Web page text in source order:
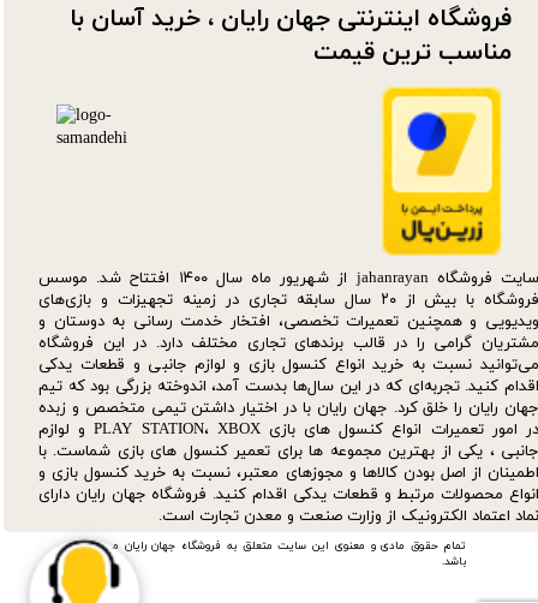
تمام حقوق مادی و معنوی این سایت متعلق به فروشگاه جهان رایان می
باشد.
سایت فروشگاه jahanrayan از شهریور ماه سال ۱۴۰۰ افتتاح شد. موسس
فروشگاه با بیش از ۲۰ سال سابقه تجاری در زمینه تجهیزات و بازی‌های
ویدیویی و همچنین تعمیرات تخصصی، افتخار خدمت رسانی به دوستان و
مشتریان گرامی را در قالب برندهای تجاری مختلف دارد. در این فروشگاه
می‌توانید نسبت به خرید انواع کنسول بازی و لوازم جانبی و قطعات یدکی‌
اقدام کنید. تجربه‌ای که در این سال‌ها بدست آمد، اندوخته بزرگی بود که تیم
جهان رایان را خلق کرد. جهان رایان با در اختیار داشتن تیمی متخصص و زبده
در امور تعمیرات انواع کنسول های بازی PLAY STATION، XBOX و لوازم
جانبی ، یکی از بهترین مجموعه ها برای تعمیر کنسول های بازی شماست. با
اطمینان از اصل بودن کالاها و مجوزهای معتبر، نسبت به خرید کنسول بازی و
انواع محصولات مرتبط و قطعات یدکی اقدام کنید. فروشگاه جهان رایان دارای
نماد اعتماد الکترونیک از وزارت صنعت و معدن تجارت است.
فروشگاه اینترنتی جهان رایان ، خرید آسان با
مناسب ترین قیمت​​​​​​​